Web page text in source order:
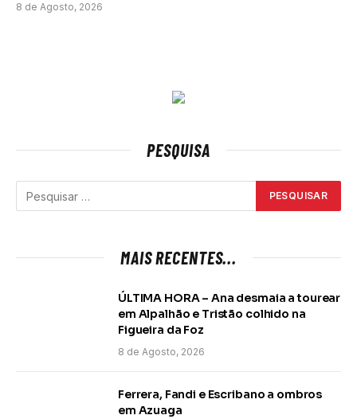
8 de Agosto, 2026
PESQUISA
MAIS RECENTES...
ÚLTIMA HORA – Ana desmaia a tourear
em Alpalhão e Tristão colhido na
Figueira da Foz
8 de Agosto, 2026
Ferrera, Fandi e Escribano a ombros
em Azuaga